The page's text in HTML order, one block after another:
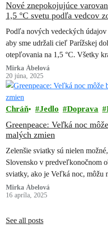
Nové znepokojujúce
1,5 °C svetu podľa vedcov
Podľa nových vedeckých
aby sme udržali cieľ Parížskej
otepľovania na 1,5 °C. Všetky
musia…
Mirka Ábelová
20 júna, 2025
Chráň Jedlo Doprava
Greenpeace: Veľká noc
malých zmien
Zelenšie sviatky sú nielen
Slovensko v predveľkonočnom
sviatky, ako je Veľká noc, môžu
vplyv – od plytvania…
Mirka Ábelová
16 apríla, 2025
See all posts